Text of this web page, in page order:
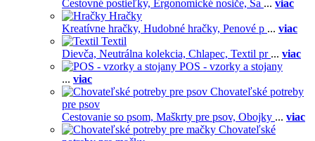
Cestovné postieľky, Ergonomické nosiče, Ša ... viac
Hračky
Kreatívne hračky, Hudobné hračky, Penové p ... viac
Textil
Dievča, Neutrálna kolekcia, Chlapec, Textil pr ... viac
POS - vzorky a stojany
... viac
Chovateľské potreby
pre psov
Cestovanie so psom, Maškrty pre psov, Obojky ... viac
Chovateľské